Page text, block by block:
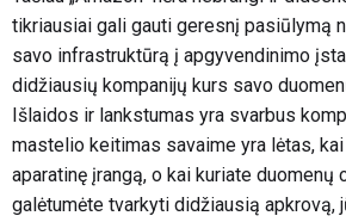
tikriausiai gali gauti geresnį pasiūlymą
savo infrastruktūrą į apgyvendinimo
didžiausių kompanijų kurs savo
Išlaidos ir lankstumas yra svarbus
mastelio keitimas savaime yra lėtas,
aparatinę įrangą, o kai kuriate duomenų
galėtumėte tvarkyti didžiausią apkrovą,